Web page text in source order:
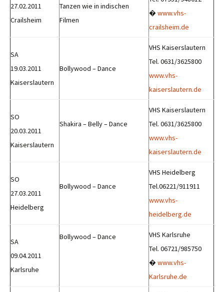
27.02.2011
Crailsheim
Tanzen wie in indischen
Filmen
�www.vhs-
crailsheim.de
SA
19.03.2011
Kaiserslautern
Bollywood – Dance
VHS Kaiserslautern
Tel. 0631/3625800
www.vhs-
kaiserslautern.de
SO
20.03.2011
Kaiserslautern
Shakira – Belly – Dance
VHS Kaiserslautern
Tel. 0631/3625800
www.vhs-
kaiserslautern.de
SO
27.03.2011
Heidelberg
Bollywood – Dance
VHS Heidelberg
Tel.06221/911911
www.vhs-
heidelberg.de
SA
09.04.2011
Karlsruhe
Bollywood – Dance
VHS Karlsruhe
Tel. 06721/985750
�www.vhs-
Karlsruhe.de